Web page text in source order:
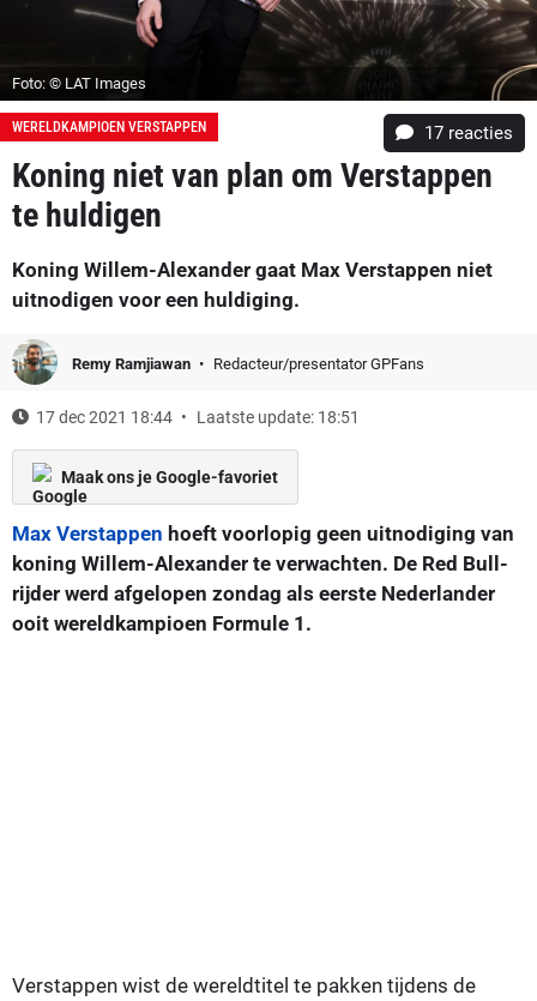
Foto: © LAT Images
WERELDKAMPIOEN VERSTAPPEN 17 reacties
Koning niet van plan om Verstappen
te huldigen
Koning Willem-Alexander gaat Max Verstappen niet
uitnodigen voor een huldiging.
Remy Ramjiawan Redacteur/presentator GPFans
17 dec 2021 18:44 Laatste update: 18:51
Maak ons je Google-favoriet
Max Verstappen hoeft voorlopig geen uitnodiging van
koning Willem-Alexander te verwachten. De Red Bull-
rijder werd afgelopen zondag als eerste Nederlander
ooit wereldkampioen Formule 1.
Verstappen wist de wereldtitel te pakken tijdens de